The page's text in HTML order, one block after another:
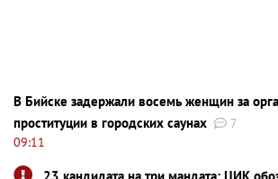
В Бийске задержали восемь женщин за
проституции в городских саунах
7
09:11
23 кандидата на три мандата: ЦИК